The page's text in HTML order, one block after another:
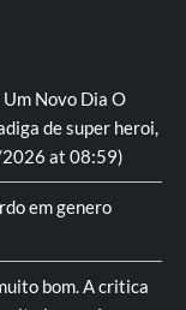
Novo Dia O
de super heroi,
at 08:59)
em genero
bom. A critica